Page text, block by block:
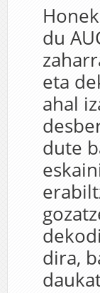
du
eta
ahal
dute
dira,